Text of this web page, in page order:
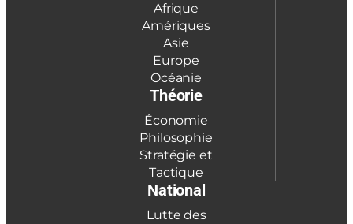
Afrique
Amériques
Asie
Europe
Océanie
Théorie
Économie
Philosophie
Stratégie et
Tactique
National
Lutte des